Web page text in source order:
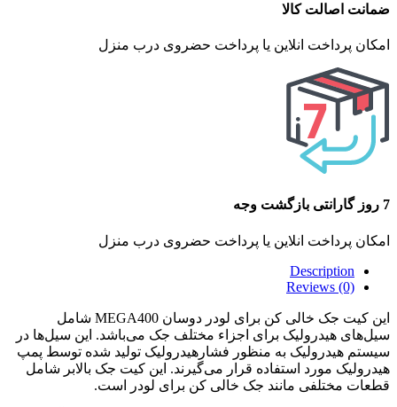
ضمانت اصالت کالا
امکان پرداخت انلاین یا پرداخت حضروی درب منزل
7 روز گارانتی بازگشت وجه
امکان پرداخت انلاین یا پرداخت حضروی درب منزل
Description
Reviews (0)
این کیت جک خالی کن برای لودر دوسان MEGA400 شامل
سیل‌های هیدرولیک برای اجزاء مختلف جک می‌باشد. این سیل‌ها در
سیستم هیدرولیک به منظور فشارهیدرولیک تولید شده توسط پمپ
هیدرولیک مورد استفاده قرار می‌گیرند. این کیت جک بالابر شامل
قطعات مختلفی مانند جک خالی کن برای لودر است.